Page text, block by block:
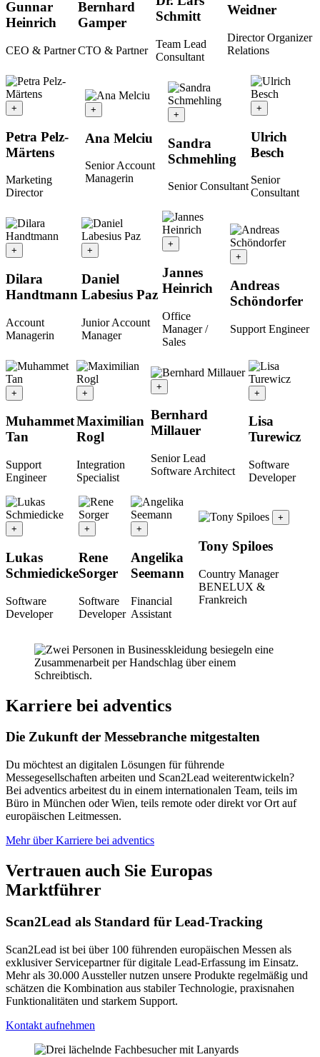
Gunnar
Heinrich
CEO & Partner
Bernhard
Gamper
CTO & Partner
Schmitt
Team Lead
Consultant
Weidner
Director Organizer
Relations
+
Petra Pelz-
Märtens
Marketing
Director
+
Ana Melciu
Senior Account
Managerin
+
Sandra
Schmehling
Senior Consultant
+
Ulrich
Besch
Senior
Consultant
+
Dilara
Handtmann
Account
Managerin
+
Daniel
Labesius Paz
Junior Account
Manager
+
Jannes
Heinrich
Office
Manager /
Sales
+
Andreas
Schöndorfer
Support Engineer
+
Muhammet
Tan
Support
Engineer
+
Maximilian
Rogl
Integration
Specialist
+
Bernhard
Millauer
Senior Lead
Software Architect
+
Lisa
Turewicz
Software
Developer
+
Lukas
Schmiedicke
Software
Developer
+
Rene
Sorger
Software
Developer
+
Angelika
Seemann
Financial
Assistant
+
Tony Spiloes
Country Manager
BENELUX &
Frankreich
Karriere bei adventics
Die Zukunft der Messebranche mitgestalten
Du möchtest an digitalen Lösungen für führende
Messegesellschaften arbeiten und Scan2Lead weiterentwickeln?
Bei adventics arbeitest du in einem internationalen Team, teils im
Büro in München oder Wien, teils remote oder direkt vor Ort auf
europäischen Leitmessen.
Mehr über Karriere bei adventics
Vertrauen auch Sie Europas
Marktführer
Scan2Lead als Standard für Lead-Tracking
Scan2Lead ist bei über 100 führenden europäischen Messen als
exklusiver Servicepartner für digitale Lead-Erfassung im Einsatz.
Mehr als 30.000 Aussteller nutzen unsere Produkte regelmäßig und
schätzen die Kombination aus stabiler Technologie, praxisnahen
Funktionalitäten und starkem Support.
Kontakt aufnehmen